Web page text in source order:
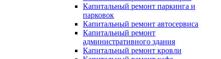
Капитальный ремонт паркинга и
парковок
Капитальный ремонт автосервиса
Капитальный ремонт
административного здания
Капитальный ремонт кровли